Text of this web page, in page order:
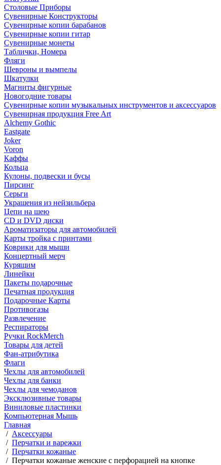
Столовые Приборы
Сувенирные Конструкторы
Сувенирные копии барабанов
Сувенирные копии гитар
Сувенирные монеты
Таблички, Номера
Фляги
Шевроны и вымпелы
Шкатулки
Магниты фигурные
Новогодние товары
Сувенирные копии музыкальных инструментов и аксессуаров
Сувенирная продукция Free Art
Alchemy Gothic
Eastgate
Joker
Voron
Каффы
Кольца
Кулоны, подвески и бусы
Пирсинг
Серьги
Украшения из нейзильбера
Цепи на шею
CD и DVD диски
Ароматизаторы для автомобилей
Карты тройка с принтами
Коврики для мыши
Концертный мерч
Курящим
Линейки
Пакеты подарочные
Печатная продукция
Подарочные Карты
Противогазы
Развлечение
Респираторы
Ручки RockMerch
Товары для детей
Фан-атрибутика
Флаги
Чехлы для автомобилей
Чехлы для банки
Чехлы для чемоданов
Эксклюзивные товары
Виниловые пластинки
Компьютерная Мышь
Главная
/ Аксессуары
/ Перчатки и варежки
/ Перчатки кожаные
/ Перчатки кожаные женские с перфорацией на кнопке